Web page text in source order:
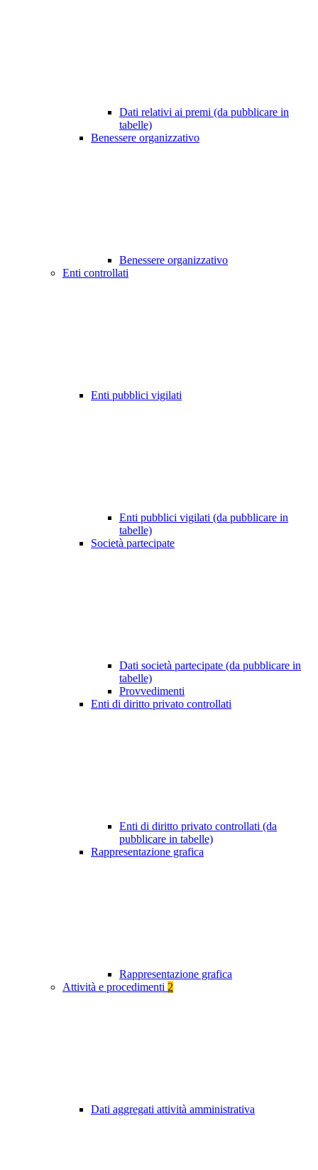
Dati relativi ai premi (da pubblicare in
tabelle)
Benessere organizzativo
Benessere organizzativo
Enti controllati
Enti pubblici vigilati
Enti pubblici vigilati (da pubblicare in
tabelle)
Società partecipate
Dati società partecipate (da pubblicare in
tabelle)
Provvedimenti
Enti di diritto privato controllati
Enti di diritto privato controllati (da
pubblicare in tabelle)
Rappresentazione grafica
Rappresentazione grafica
Attività e procedimenti 2
Dati aggregati attività amministrativa